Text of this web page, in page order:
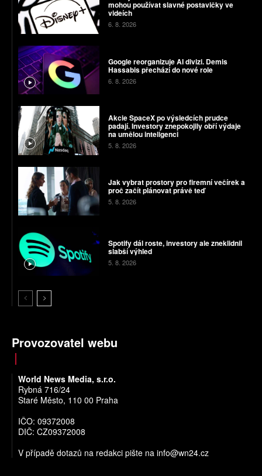
mohou používat slavné postavičky ve
videích
6. 8. 2026
Google reorganizuje AI divizi. Demis
Hassabis přechází do nové role
6. 8. 2026
Akcie SpaceX po výsledcích prudce
padají. Investory znepokojily obří výdaje
na umělou inteligenci
5. 8. 2026
Jak vybrat prostory pro firemní večírek a
proč začít plánovat právě teď
5. 8. 2026
Spotify dál roste, investory ale zneklidnil
slabší výhled
5. 8. 2026
Provozovatel webu
World News Media, s.r.o.
Rybná 716/24
Staré Město, 110 00 Praha
IČO: 09372008
DIČ: CZ09372008
V případě dotazů na redakci pište na info@wn24.cz